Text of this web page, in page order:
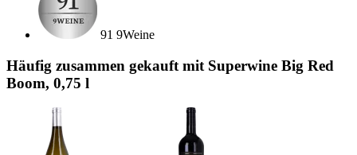
91 9Weine
Häufig zusammen gekauft mit Superwine Big Red
Boom, 0,75 l